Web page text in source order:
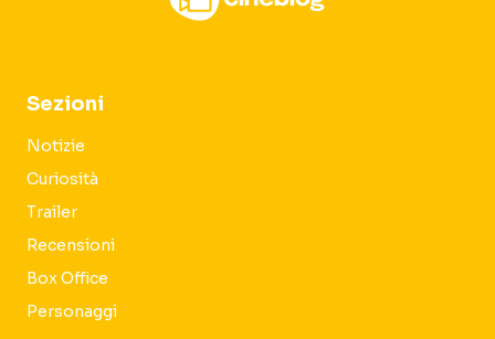
Sezioni
Notizie
Curiosità
Trailer
Recensioni
Box Office
Personaggi